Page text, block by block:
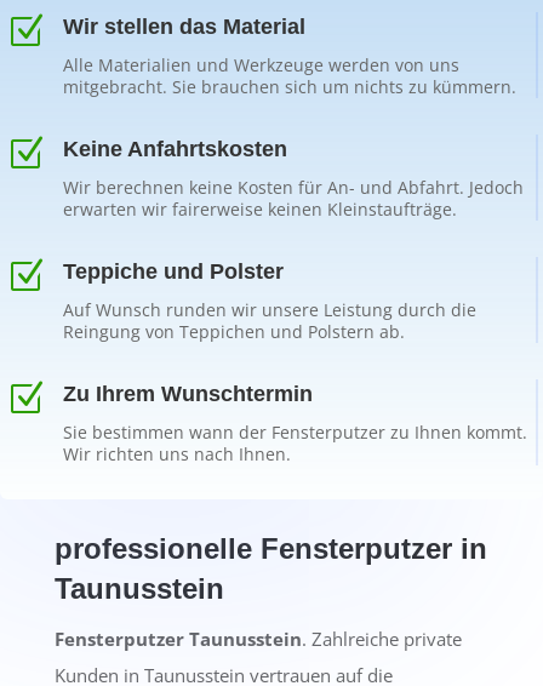
Z Wir stellen das Material
Alle Materialien und Werkzeuge werden von uns
mitgebracht. Sie brauchen sich um nichts zu kümmern.
Z Keine Anfahrtskosten
Wir berechnen keine Kosten für An- und Abfahrt. Jedoch
erwarten wir fairerweise keinen Kleinstaufträge.
Z Teppiche und Polster
Auf Wunsch runden wir unsere Leistung durch die
Reingung von Teppichen und Polstern ab.
Z Zu Ihrem Wunschtermin
Sie bestimmen wann der Fensterputzer zu Ihnen kommt.
Wir richten uns nach Ihnen.
professionelle Fensterputzer in
Taunusstein
Fensterputzer Taunusstein. Zahlreiche private
Kunden in Taunusstein vertrauen auf die